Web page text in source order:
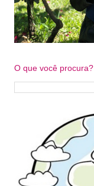
O que você procura?